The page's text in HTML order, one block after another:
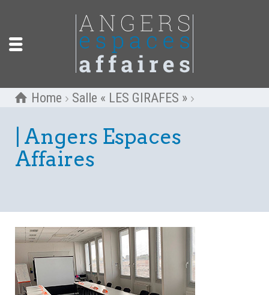
Home Salle « LES GIRAFES »
| Angers Espaces
Affaires